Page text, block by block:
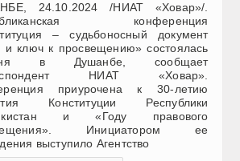
24.10.2024 /НИАТ «Ховар»/.
конференция
– судьбоносный документ
и ключ к просвещению» состоялась
в Душанбе, сообщает
НИАТ «Ховар».
приурочена к 30-летию
Конституции Республики
и «Году правового
Инициатором ее
выступило Агентство